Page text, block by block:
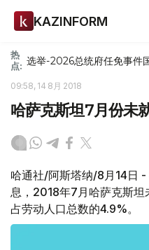
KAZINFORM
热
点: 选举-2026总统府任免事件
09:58, 14 8月 2018
哈萨克斯坦7月份未
哈通社/阿斯塔纳/8月14日
息，2018年7月哈萨克斯坦
占劳动人口总数的4.9%。